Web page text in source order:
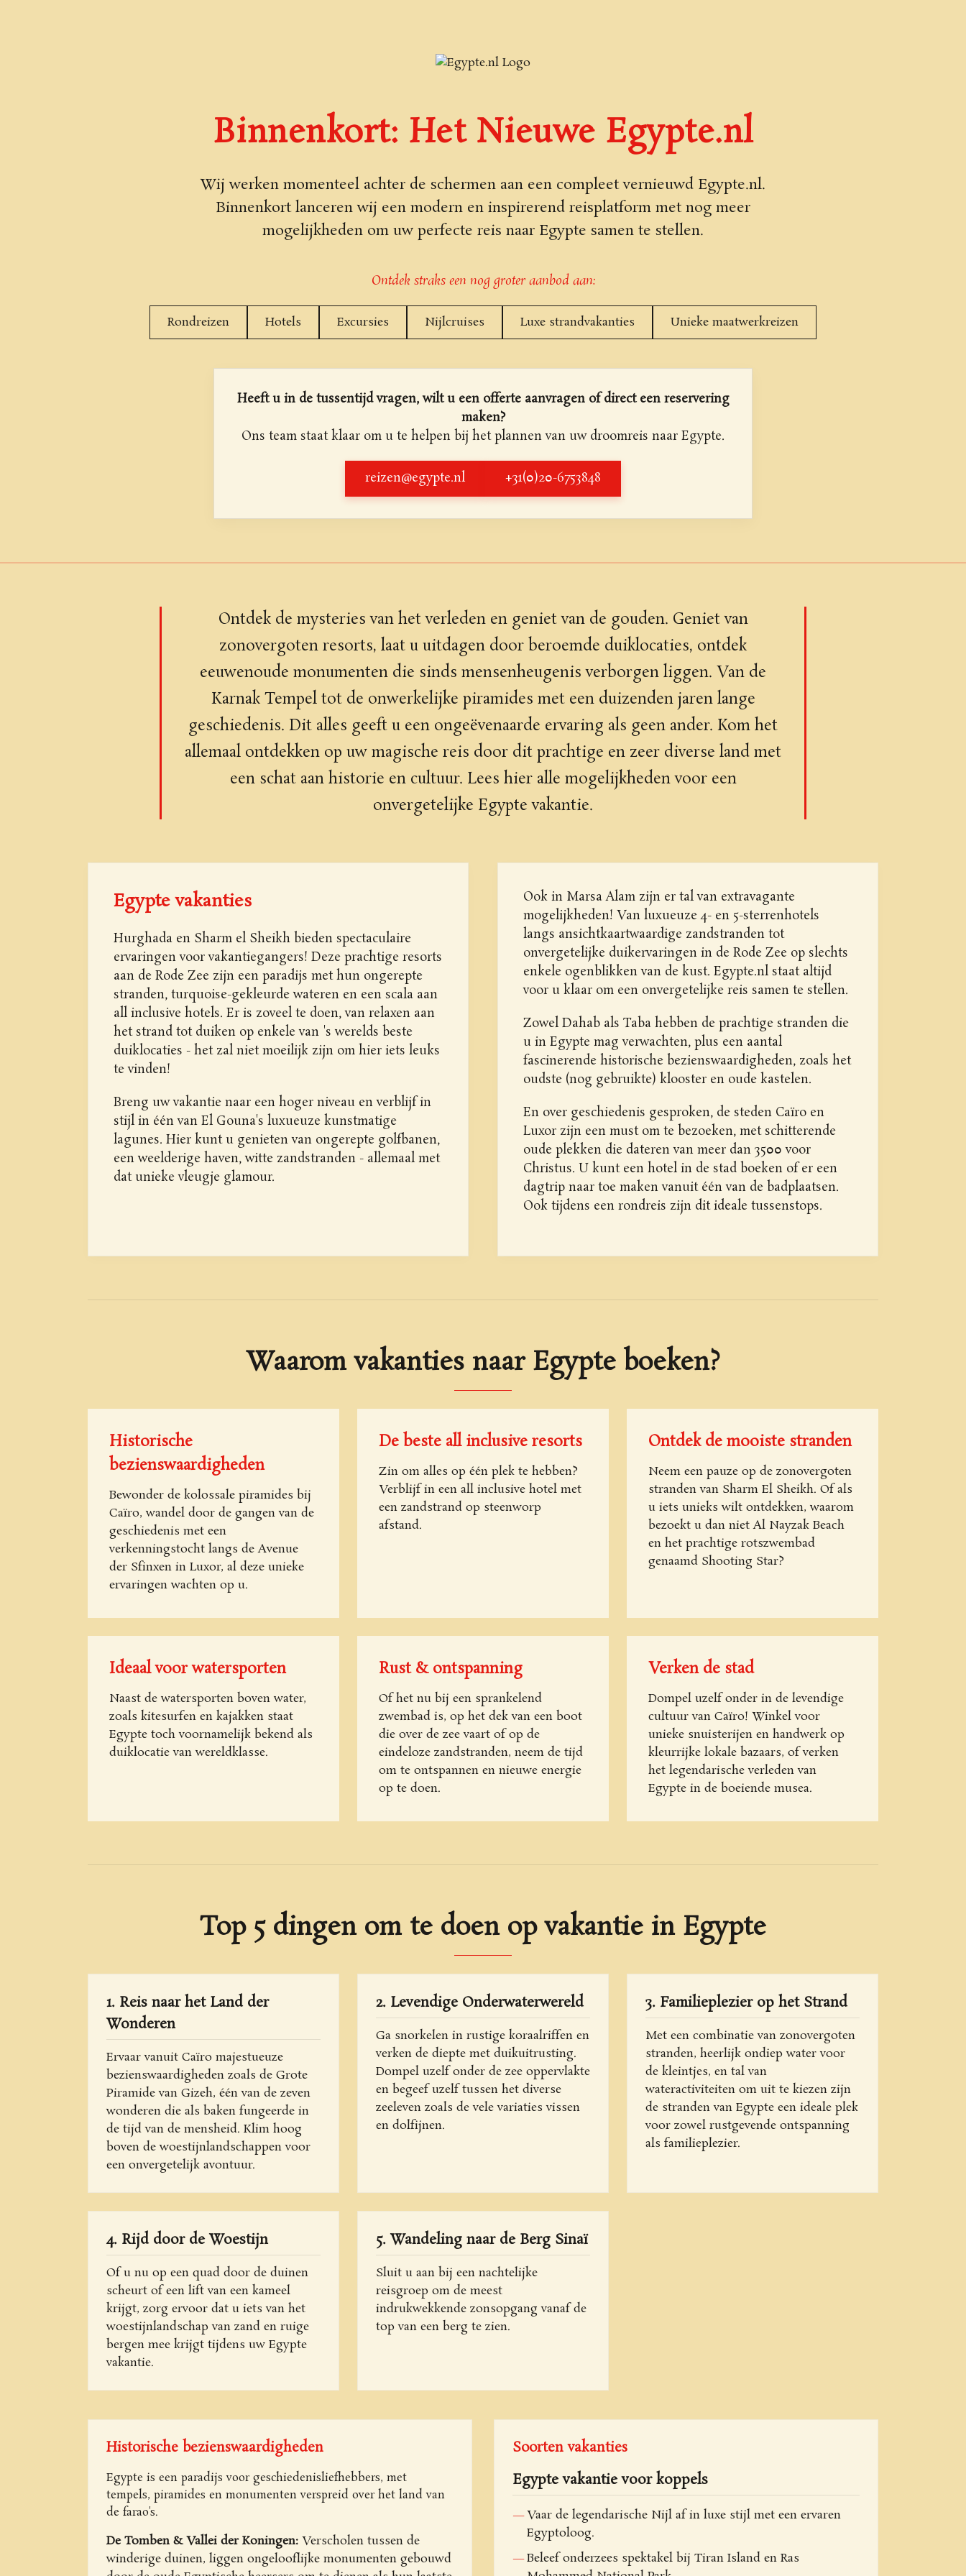
Binnenkort: Het Nieuwe Egypte.nl
Wij werken momenteel achter de schermen aan een compleet vernieuwd Egypte.nl.
Binnenkort lanceren wij een modern en inspirerend reisplatform met nog meer
mogelijkheden om uw perfecte reis naar Egypte samen te stellen.
Ontdek straks een nog groter aanbod aan:
Rondreizen Hotels Excursies Nijlcruises Luxe strandvakanties Unieke maatwerkreizen
Heeft u in de tussentijd vragen, wilt u een offerte aanvragen of direct een reservering
maken?
Ons team staat klaar om u te helpen bij het plannen van uw droomreis naar Egypte.
reizen@egypte.nl +31(0)20-6753848
Ontdek de mysteries van het verleden en geniet van de gouden. Geniet van
zonovergoten resorts, laat u uitdagen door beroemde duiklocaties, ontdek
eeuwenoude monumenten die sinds mensenheugenis verborgen liggen. Van de
Karnak Tempel tot de onwerkelijke piramides met een duizenden jaren lange
geschiedenis. Dit alles geeft u een ongeëvenaarde ervaring als geen ander. Kom het
allemaal ontdekken op uw magische reis door dit prachtige en zeer diverse land met
een schat aan historie en cultuur. Lees hier alle mogelijkheden voor een
onvergetelijke Egypte vakantie.
Egypte vakanties
Hurghada en Sharm el Sheikh bieden spectaculaire
ervaringen voor vakantiegangers! Deze prachtige resorts
aan de Rode Zee zijn een paradijs met hun ongerepte
stranden, turquoise-gekleurde wateren en een scala aan
all inclusive hotels. Er is zoveel te doen, van relaxen aan
het strand tot duiken op enkele van 's werelds beste
duiklocaties - het zal niet moeilijk zijn om hier iets leuks
te vinden!
Breng uw vakantie naar een hoger niveau en verblijf in
stijl in één van El Gouna's luxueuze kunstmatige
lagunes. Hier kunt u genieten van ongerepte golfbanen,
een weelderige haven, witte zandstranden - allemaal met
dat unieke vleugje glamour.
Ook in Marsa Alam zijn er tal van extravagante
mogelijkheden! Van luxueuze 4- en 5-sterrenhotels
langs ansichtkaartwaardige zandstranden tot
onvergetelijke duikervaringen in de Rode Zee op slechts
enkele ogenblikken van de kust. Egypte.nl staat altijd
voor u klaar om een onvergetelijke reis samen te stellen.
Zowel Dahab als Taba hebben de prachtige stranden die
u in Egypte mag verwachten, plus een aantal
fascinerende historische bezienswaardigheden, zoals het
oudste (nog gebruikte) klooster en oude kastelen.
En over geschiedenis gesproken, de steden Caïro en
Luxor zijn een must om te bezoeken, met schitterende
oude plekken die dateren van meer dan 3500 voor
Christus. U kunt een hotel in de stad boeken of er een
dagtrip naar toe maken vanuit één van de badplaatsen.
Ook tijdens een rondreis zijn dit ideale tussenstops.
Waarom vakanties naar Egypte boeken?
Historische
bezienswaardigheden
Bewonder de kolossale piramides bij
Caïro, wandel door de gangen van de
geschiedenis met een
verkenningstocht langs de Avenue
der Sfinxen in Luxor, al deze unieke
ervaringen wachten op u.
De beste all inclusive resorts
Zin om alles op één plek te hebben?
Verblijf in een all inclusive hotel met
een zandstrand op steenworp
afstand.
Ontdek de mooiste stranden
Neem een pauze op de zonovergoten
stranden van Sharm El Sheikh. Of als
u iets unieks wilt ontdekken, waarom
bezoekt u dan niet Al Nayzak Beach
en het prachtige rotszwembad
genaamd Shooting Star?
Ideaal voor watersporten
Naast de watersporten boven water,
zoals kitesurfen en kajakken staat
Egypte toch voornamelijk bekend als
duiklocatie van wereldklasse.
Rust & ontspanning
Of het nu bij een sprankelend
zwembad is, op het dek van een boot
die over de zee vaart of op de
eindeloze zandstranden, neem de tijd
om te ontspannen en nieuwe energie
op te doen.
Verken de stad
Dompel uzelf onder in de levendige
cultuur van Caïro! Winkel voor
unieke snuisterijen en handwerk op
kleurrijke lokale bazaars, of verken
het legendarische verleden van
Egypte in de boeiende musea.
Top 5 dingen om te doen op vakantie in Egypte
1. Reis naar het Land der
Wonderen
Ervaar vanuit Caïro majestueuze
bezienswaardigheden zoals de Grote
Piramide van Gizeh, één van de zeven
wonderen die als baken fungeerde in
de tijd van de mensheid. Klim hoog
boven de woestijnlandschappen voor
een onvergetelijk avontuur.
2. Levendige Onderwaterwereld
Ga snorkelen in rustige koraalriffen en
verken de diepte met duikuitrusting.
Dompel uzelf onder de zee oppervlakte
en begeef uzelf tussen het diverse
zeeleven zoals de vele variaties vissen
en dolfijnen.
3. Familieplezier op het Strand
Met een combinatie van zonovergoten
stranden, heerlijk ondiep water voor
de kleintjes, en tal van
wateractiviteiten om uit te kiezen zijn
de stranden van Egypte een ideale plek
voor zowel rustgevende ontspanning
als familieplezier.
4. Rijd door de Woestijn
Of u nu op een quad door de duinen
scheurt of een lift van een kameel
krijgt, zorg ervoor dat u iets van het
woestijnlandschap van zand en ruige
bergen mee krijgt tijdens uw Egypte
vakantie.
5. Wandeling naar de Berg Sinaï
Sluit u aan bij een nachtelijke
reisgroep om de meest
indrukwekkende zonsopgang vanaf de
top van een berg te zien.
Historische bezienswaardigheden
Egypte is een paradijs voor geschiedenisliefhebbers, met
tempels, piramides en monumenten verspreid over het land van
de farao's.
De Tomben & Vallei der Koningen: Verscholen tussen de
winderige duinen, liggen ongelooflijke monumenten gebouwd
Soorten vakanties
Egypte vakantie voor koppels
Vaar de legendarische Nijl af in luxe stijl met een ervaren
Egyptoloog.
Beleef onderzees spektakel bij Tiran Island en Ras